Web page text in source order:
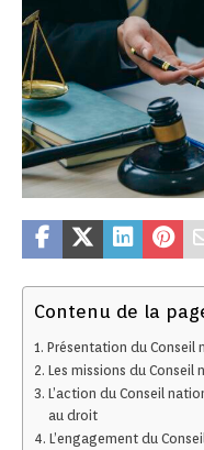
Contenu de la
Présentation du Conseil
Les missions du Conseil
L’action du Conseil
au droit
L’engagement du